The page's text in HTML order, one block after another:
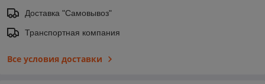
Доставка "Самовывоз"
Транспортная компания
Все условия доставки